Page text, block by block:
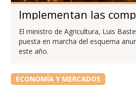
Implementan las
El ministro de Agricultura, Luis
puesta en marcha del esquema
este año.
ECONOMÍA Y MERCADOS